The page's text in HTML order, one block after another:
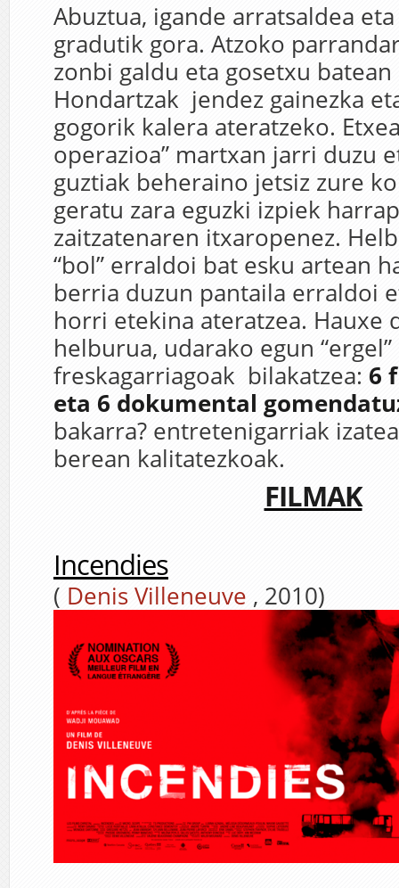
Abuztua, igande arratsaldea
gradutik gora. Atzoko
zonbi galdu eta gosetxu
Hondartzak jendez gainezka
gogorik kalera ateratzeko.
operazioa” martxan jarri duzu
guztiak beheraino jetsiz zure
geratu zara eguzki izpiek
zaitzatenaren itxaropenez.
“bol” erraldoi bat esku artean
berria duzun pantaila erraldoi
horri etekina ateratzea. Hauxe
helburua, udarako egun
freskagarriagoak bilakatzea: 6
eta 6 dokumental
bakarra? entretenigarriak
berean kalitatezkoak.
FILMAK
Incendies
( Denis Villeneuve , 2010)